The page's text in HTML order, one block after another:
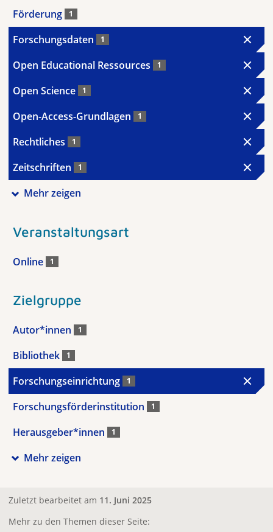
Förderung 1
Forschungsdaten 1
Open Educational Ressources 1
Open Science 1
Open-Access-Grundlagen 1
Rechtliches 1
Zeitschriften 1
Mehr zeigen
Veranstaltungsart
Online 1
Zielgruppe
Autor*innen 1
Bibliothek 1
Forschungseinrichtung 1
Forschungsförderinstitution 1
Herausgeber*innen 1
Mehr zeigen
Zuletzt bearbeitet am 11. Juni 2025
Mehr zu den Themen dieser Seite: